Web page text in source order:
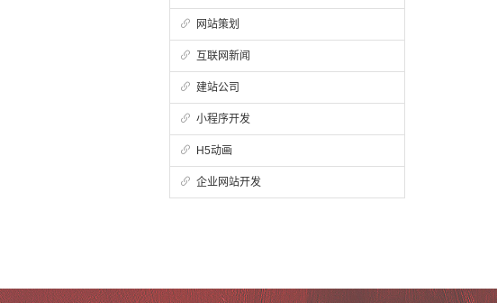
网站策划
互联网新闻
建站公司
小程序开发
H5动画
企业网站开发